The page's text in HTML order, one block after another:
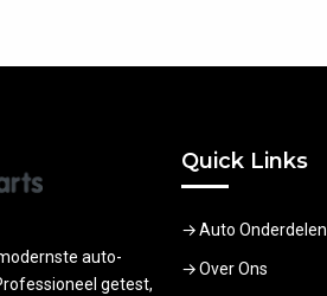
auto-
getest,
Quick Links
Auto Onderdelen
Over Ons